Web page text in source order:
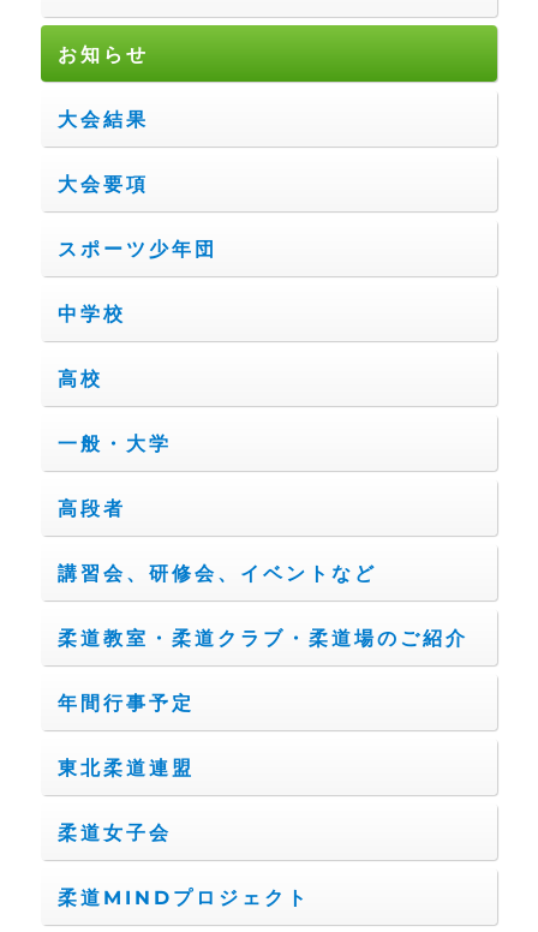
お知らせ
大会結果
大会要項
スポーツ少年団
中学校
高校
一般・大学
高段者
講習会、研修会、イベントなど
柔道教室・柔道クラブ・柔道場のご紹介
年間行事予定
東北柔道連盟
柔道女子会
柔道MINDプロジェクト